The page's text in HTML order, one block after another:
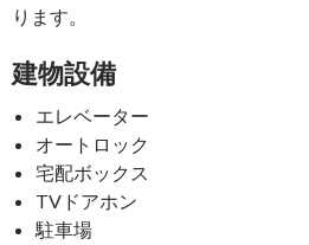
ります。
建物設備
エレベーター
オートロック
宅配ボックス
TVドアホン
駐車場